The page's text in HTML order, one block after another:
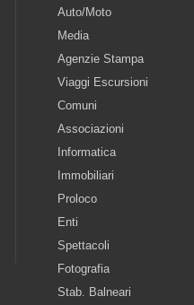
Auto/Moto
Media
Agenzie Stampa
Viaggi Escursioni
Comuni
Associazioni
Informatica
Immobiliari
Proloco
Enti
Spettacoli
Fotografia
Stab. Balneari